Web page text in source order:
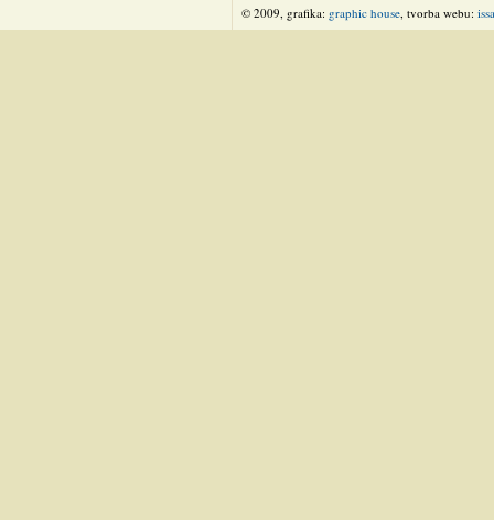
© 2009, grafika: graphic house, tvorba webu: